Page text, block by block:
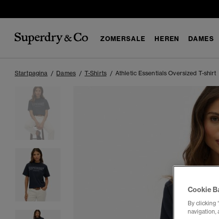
ZOMERSALE HEREN DAMES
Startpagina Dames T-Shirts Athletic Essentials Oversized T-shirt
Cookie
By clicking
navigation,